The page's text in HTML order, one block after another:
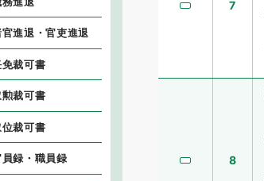
7
8
進退・官吏進退
裁可書
裁可書
裁可書
録・職員録